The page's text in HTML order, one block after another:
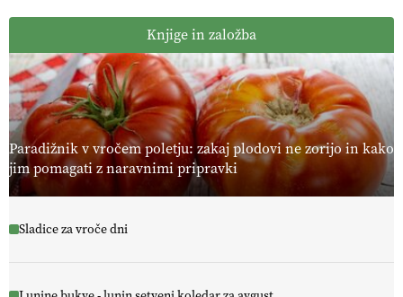
Knjige in založba
Paradižnik v vročem poletju: zakaj plodovi ne zorijo in kako
jim pomagati z naravnimi pripravki
Sladice za vroče dni